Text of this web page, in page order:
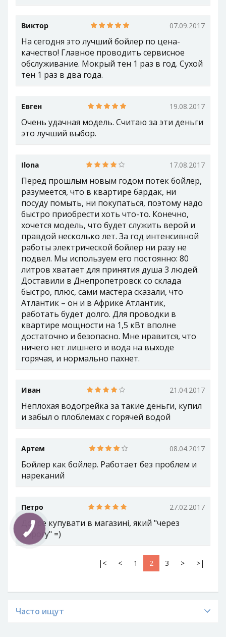
Виктор 07.09.2017
На сегодня это лучший бойлер по цена-
качество! Главное проводить сервисное
обслуживание. Мокрый тен 1 раз в год. Сухой
тен 1 раз в два года.
Евген 19.08.2017
Очень удачная модель. Считаю за эти деньги
это лучший выбор.
Ilona 17.08.2017
Перед прошлым новым годом потек бойлер,
разумеется, что в квартире бардак, ни
посуду помыть, ни покупаться, поэтому надо
быстро приобрести хоть что-то. Конечно,
хочется модель, что будет служить верой и
правдой несколько лет. За год интенсивной
работы электрической бойлер ни разу не
подвел. Мы используем его постоянно: 80
литров хватает для принятия душа 3 людей.
Доставили в Днепропетровск со склада
быстро, плюс, сами мастера сказали, что
Атлантик – он и в Африке Атлантик,
работать будет долго. Для проводки в
квартире мощности на 1,5 кВт вполне
достаточно и безопасно. Мне нравится, что
ничего нет лишнего и вода на выходе
горячая, и нормально пахнет.
Иван 21.04.2017
Неплохая водогрейка за такие деньги, купил
и забыл о плоблемах с горячей водой
Артем 08.04.2017
Бойлер как бойлер. Работает без проблем и
нареканий
Петро 27.02.2017
Добре купувати в магазині, який "через
дорогу" =)
|< < 1 2 3 > >|
Часто ищут